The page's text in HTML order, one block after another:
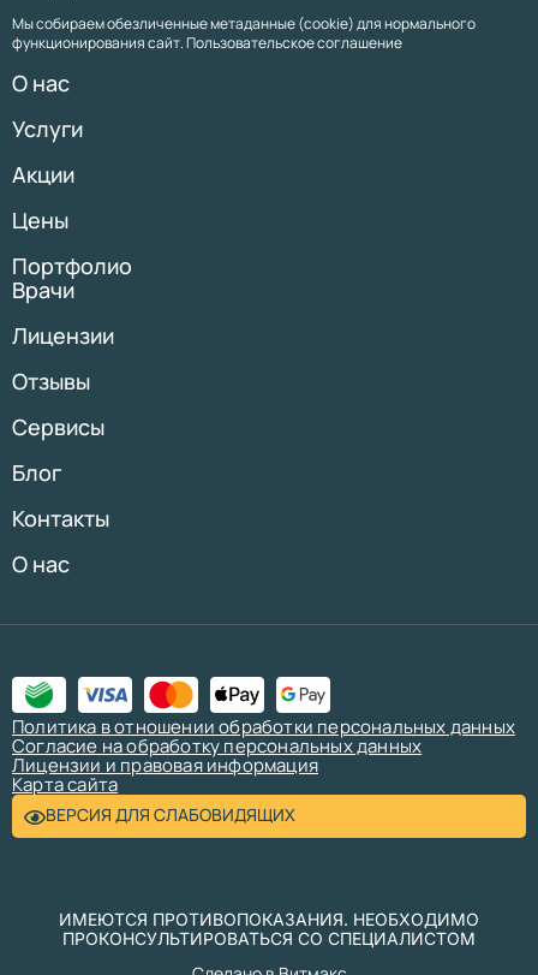
Мы собираем обезличенные метаданные (cookie) для нормального
функционирования сайт. Пользовательское соглашение
О нас
Услуги
Акции
Цены
Портфолио
Врачи
Лицензии
Отзывы
Сервисы
Блог
Контакты
О нас
ВЕРСИЯ ДЛЯ СЛАБОВИДЯЩИХ
Политика в отношении обработки персональных данных
Согласие на обработку персональных данных
Лицензии и правовая информация
Карта сайта
ИМЕЮТСЯ ПРОТИВОПОКАЗАНИЯ. НЕОБХОДИМО
ПРОКОНСУЛЬТИРОВАТЬСЯ СО СПЕЦИАЛИСТОМ